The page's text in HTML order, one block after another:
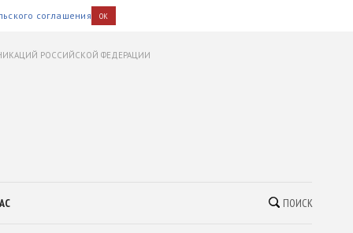
соглашения OK
РОССИЙСКОЙ ФЕДЕРАЦИИ
ПОИСК